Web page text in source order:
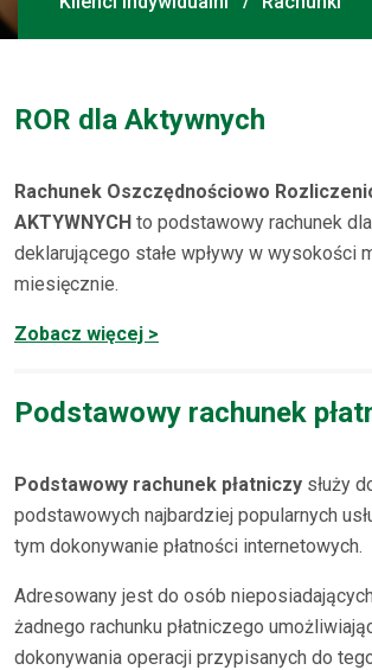
ROR dla Aktywnych
Rachunek Oszczędnościowo
AKTYWNYCH to podstawowy rachunek
deklarującego stałe wpływy w wysokości
miesięcznie.
Zobacz więcej >
Podstawowy rachunek
Podstawowy rachunek płatniczy służy
podstawowych najbardziej popularnych
tym dokonywanie płatności internetowych.
Adresowany jest do osób
żadnego rachunku płatniczego
dokonywania operacji przypisanych do